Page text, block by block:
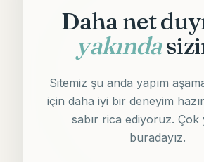
Daha net
yakında
Sitemiz şu anda yapım
için daha iyi bir deneyim
sabır rica ediyoruz. Çok
buradayız.